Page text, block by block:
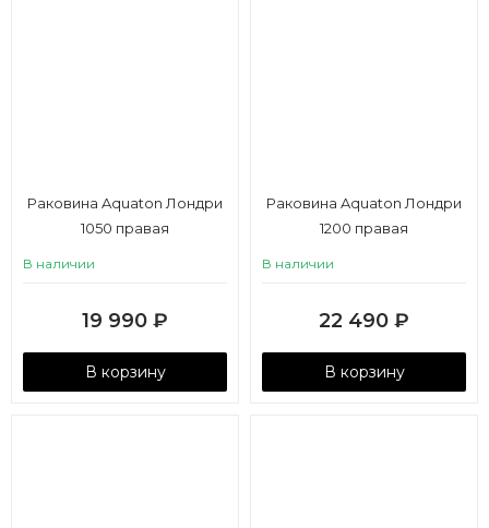
Раковина Aquaton Лондри
1050 правая
В наличии
19 990 ₽
В корзину
Раковина Aquaton Лондри
1200 правая
В наличии
22 490 ₽
В корзину